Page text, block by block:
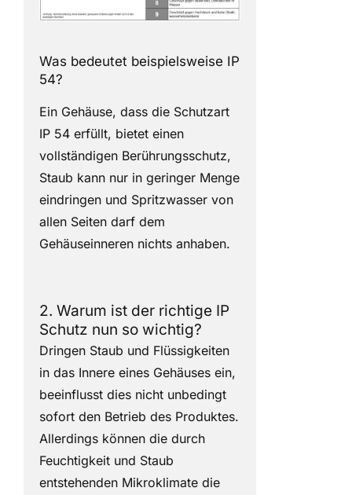
Was bedeutet beispielsweise IP
54?
Ein Gehäuse, dass die Schutzart
IP 54 erfüllt, bietet einen
vollständigen Berührungsschutz,
Staub kann nur in geringer Menge
eindringen und Spritzwasser von
allen Seiten darf dem
Gehäuseinneren nichts anhaben.
2. Warum ist der richtige IP
Schutz nun so wichtig?
Dringen Staub und Flüssigkeiten
in das Innere eines Gehäuses ein,
beeinflusst dies nicht unbedingt
sofort den Betrieb des Produktes.
Allerdings können die durch
Feuchtigkeit und Staub
entstehenden Mikroklimate die